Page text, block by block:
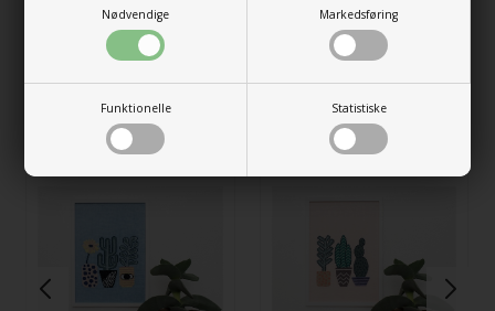
Nødvendige Markedsføring
Funktionelle Statistiske
På lager Vælg variant
Andre købte også